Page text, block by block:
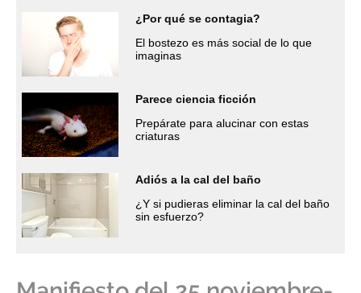
¿Por qué se contagia?
El bostezo es más social de lo que
imaginas
Parece ciencia ficción
Prepárate para alucinar con estas
criaturas
Adiós a la cal del baño
¿Y si pudieras eliminar la cal del baño
sin esfuerzo?